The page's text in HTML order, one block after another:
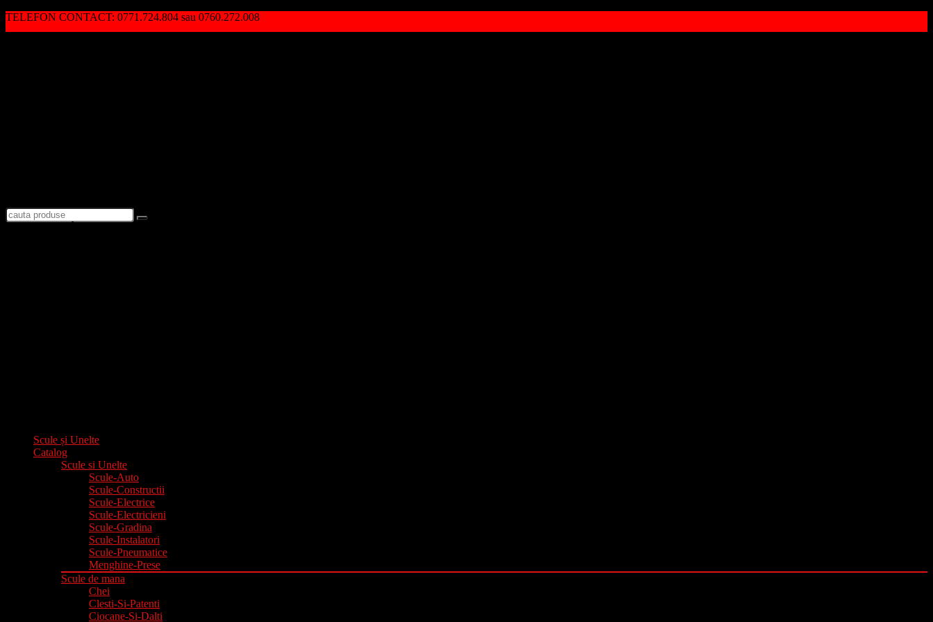
TELEFON CONTACT: 0771.724.804 sau 0760.272.008
Scule și Unelte
Catalog
Scule si Unelte
Scule-Auto
Scule-Constructii
Scule-Electrice
Scule-Electricieni
Scule-Gradina
Scule-Instalatori
Scule-Pneumatice
Menghine-Prese
Scule de mana
Chei
Clesti-Si-Patenti
Ciocane-Si-Dalti